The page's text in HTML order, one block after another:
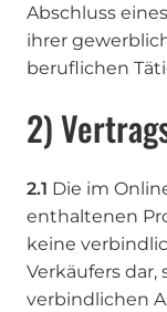
Abschluss
ihrer
beruflichen
2)
2.1 Die im
enthaltenen
keine
Verkäufers
verbindlichen